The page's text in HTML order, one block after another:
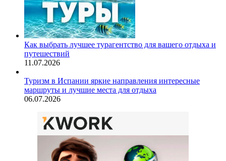
Как выбрать лучшее турагентство для вашего отдыха и
путешествий
11.07.2026
Туризм в Испании яркие направления интересные
маршруты и лучшие места для отдыха
06.07.2026